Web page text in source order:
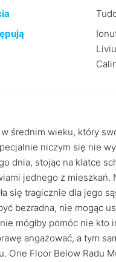
średnim wieku, który
niczym się nie
dnia, stojąc na klatce
jednego z mieszkań.
się tragicznie dla jego
bezradna, nie mogąc
mógłby pomóc nie kto
angażować, a tym
One Floor Below Radu